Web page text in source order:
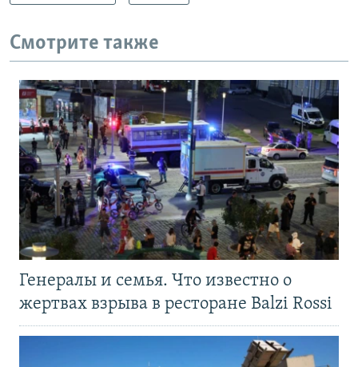
Смотрите также
Генералы и семья. Что известно о
жертвах взрыва в ресторане Balzi Rossi